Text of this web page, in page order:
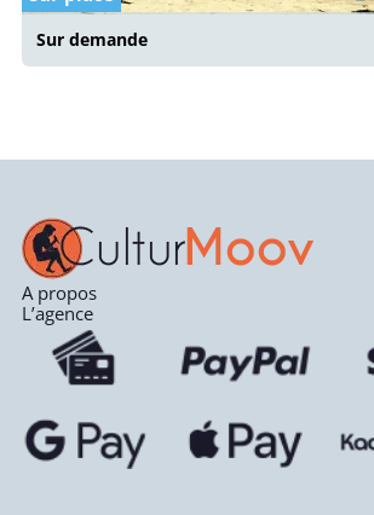
Sur demande
A propos
L’agence